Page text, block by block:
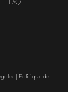
FAQ
| Politique de